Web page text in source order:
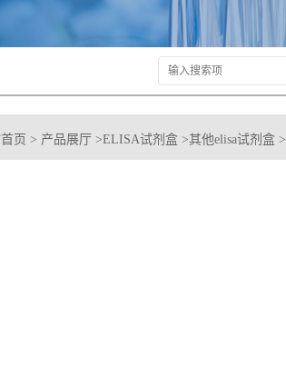
页 > 产品展厅 >ELISA试剂盒 >其他elisa试剂盒 >